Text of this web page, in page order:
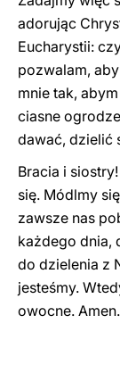
adorując
Eucharystii:
pozwalam,
mnie tak,
ciasne
dawać, dzielić
Bracia i
się. Módlmy
zawsze nas
każdego dnia,
do dzielenia z
jesteśmy.
owocne. Amen.